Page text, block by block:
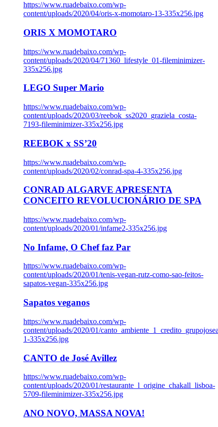
https://www.ruadebaixo.com/wp-
content/uploads/2020/04/oris-x-momotaro-13-335x256.jpg
ORIS X MOMOTARO
https://www.ruadebaixo.com/wp-
content/uploads/2020/04/71360_lifestyle_01-fileminimizer-
335x256.jpg
LEGO Super Mario
https://www.ruadebaixo.com/wp-
content/uploads/2020/03/reebok_ss2020_graziela_costa-
7193-fileminimizer-335x256.jpg
REEBOK x SS’20
https://www.ruadebaixo.com/wp-
content/uploads/2020/02/conrad-spa-4-335x256.jpg
CONRAD ALGARVE APRESENTA
CONCEITO REVOLUCIONÁRIO DE SPA
https://www.ruadebaixo.com/wp-
content/uploads/2020/01/infame2-335x256.jpg
No Infame, O Chef faz Par
https://www.ruadebaixo.com/wp-
content/uploads/2020/01/tenis-vegan-rutz-como-sao-feitos-
sapatos-vegan-335x256.jpg
Sapatos veganos
https://www.ruadebaixo.com/wp-
content/uploads/2020/01/
1-335x256.jpg
CANTO de José Avillez
https://www.ruadebaixo.com/wp-
content/uploads/2020/01/restaurante_l_origine_chakall_lisboa-
5709-fileminimizer-335x256.jpg
ANO NOVO, MASSA NOVA!